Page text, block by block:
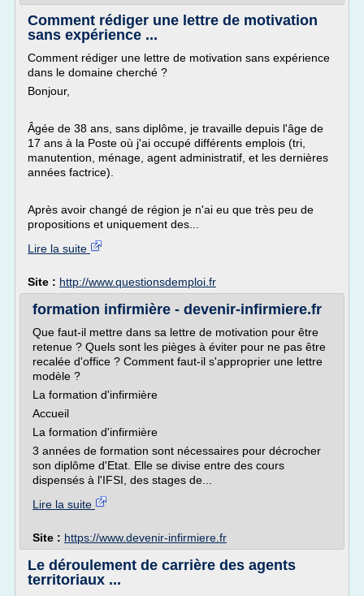
Comment rédiger une lettre de motivation
sans expérience ...
Comment rédiger une lettre de motivation sans expérience
dans le domaine cherché ?
Bonjour,
Âgée de 38 ans, sans diplôme, je travaille depuis l'âge de
17 ans à la Poste où j'ai occupé différents emplois (tri,
manutention, ménage, agent administratif, et les dernières
années factrice).
Après avoir changé de région je n'ai eu que très peu de
propositions et uniquement des...
Lire la suite
Site : http://www.questionsdemploi.fr
formation infirmière - devenir-infirmiere.fr
Que faut-il mettre dans sa lettre de motivation pour être
retenue ? Quels sont les pièges à éviter pour ne pas être
recalée d'office ? Comment faut-il s'approprier une lettre
modèle ?
La formation d'infirmière
Accueil
La formation d'infirmière
3 années de formation sont nécessaires pour décrocher
son diplôme d'Etat. Elle se divise entre des cours
dispensés à l'IFSI, des stages de...
Lire la suite
Site : https://www.devenir-infirmiere.fr
Le déroulement de carrière des agents
territoriaux ...